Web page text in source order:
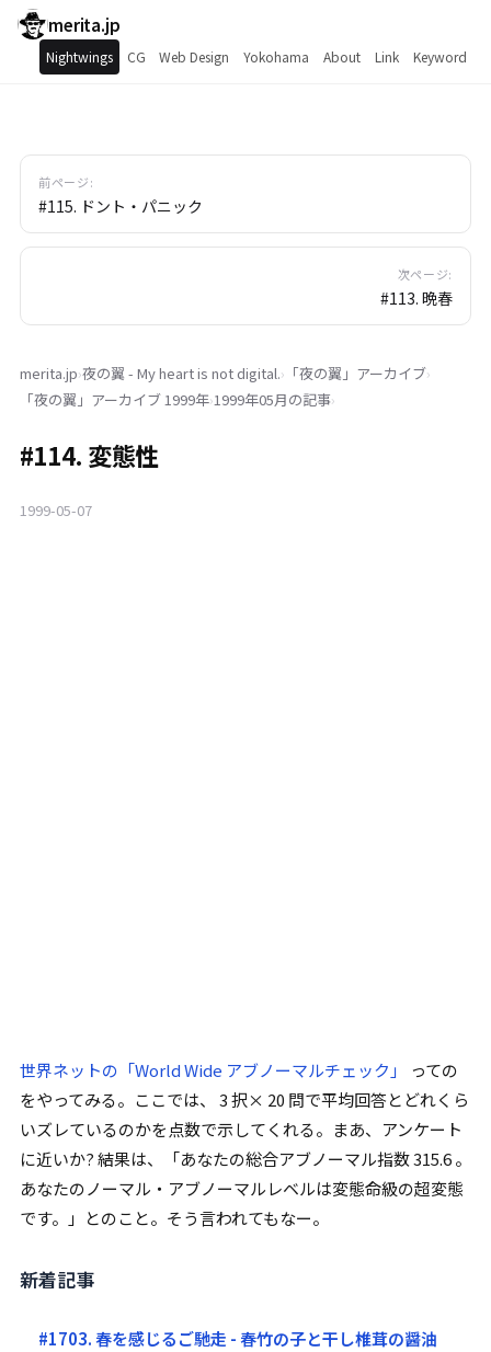
merita.jp
Nightwings CG Web Design Yokohama About Link Keyword
前ページ:
#115. ドント・パニック
次ページ:
#113. 晩春
merita.jp›夜の翼 - My heart is not digital.› 「夜の翼」 アーカイブ›
「夜の翼」 アーカイブ 1999年›1999年05月の記事›
#114. 変態性
1999-05-07
世界ネットの 「World Wide アブノーマルチェック 」
っての
をやってみる。ここでは、 3 択× 20 問で平均回答とどれくら
いズレているのかを点数で示してくれる。まあ、アンケート
に近いか? 結果は、
「あなたの総合アブノーマル指数 315.6 。
あなたのノーマル・アブノーマルレベルは変態命級の超変態
です。
」 とのこと。そう言われてもなー。
新着記事
#1703. 春を感じるご馳走 - 春竹の子と干し椎茸の醤油